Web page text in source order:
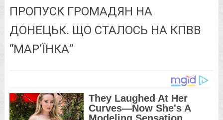
ПРОПУСК ГРОМАДЯН НА
ДОНЕЦЬК. ЩО СТАЛОСЬ НА КПВВ
“МАР’ЇНКА”